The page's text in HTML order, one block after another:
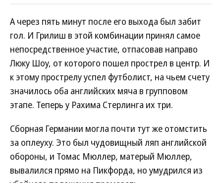
А через пять минут после его выхода был забит
гол. И Грилиш в этой комбинации принял самое
непосредственное участие, отпасовав направо
Люку Шоу, от которого пошел прострел в центр. И
к этому прострелу успел футболист, на чьем счету
значилось оба английских мяча в групповом
этапе. Теперь у Рахима Стерлинга их три.
Сборная Германии могла почти тут же отомстить
за оплеуху. Это был чудовищный ляп английской
обороны, и Томас Мюллер, матерый Мюллер,
вывалился прямо на Пикфорда, но умудрился из